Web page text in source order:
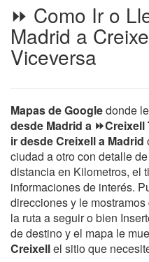
⏩ Como Ir o
Madrid a
Viceversa
Mapas de Googledonde
desde Madrid a ⏩Creixell
ir desde Creixell a Madrid
ciudad a otro con detalle
distancia en Kilometros, el
informaciones de interés.
direcciones y le
la ruta a seguir o bien
de destino y el mapa le
Creixellel sitio que